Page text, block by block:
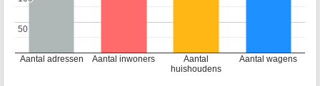
Aantal adressen Aantal inwoners
Aantal
huishoudens
Aantal wagens
50
50